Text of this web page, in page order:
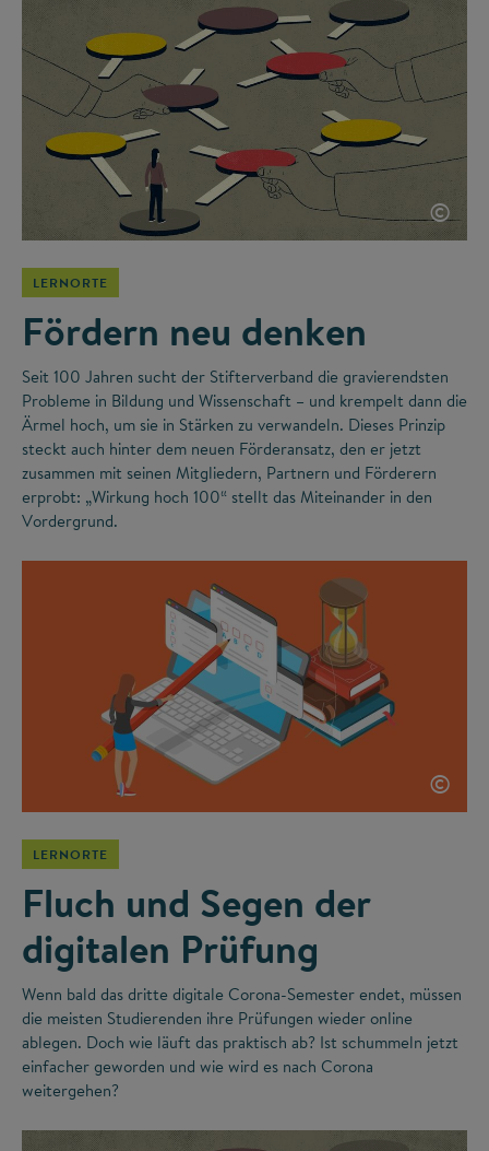
©
LERNORTE
Fördern neu denken
Seit 100 Jahren sucht der Stifterverband die gravierendsten
Probleme in Bildung und Wissenschaft – und krempelt dann die
Ärmel hoch, um sie in Stärken zu verwandeln. Dieses Prinzip
steckt auch hinter dem neuen Förderansatz, den er jetzt
zusammen mit seinen Mitgliedern, Partnern und Förderern
erprobt: „Wirkung hoch 100“ stellt das Miteinander in den
Vordergrund.
©
LERNORTE
Fluch und Segen der
digitalen Prüfung
Wenn bald das dritte digitale Corona-Semester endet, müssen
die meisten Studierenden ihre Prüfungen wieder online
ablegen. Doch wie läuft das praktisch ab? Ist schummeln jetzt
einfacher geworden und wie wird es nach Corona
weitergehen?